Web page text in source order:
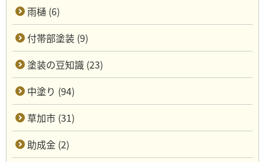
雨樋 (6)
付帯部塗装 (9)
塗装の豆知識 (23)
中塗り (94)
草加市 (31)
助成金 (2)